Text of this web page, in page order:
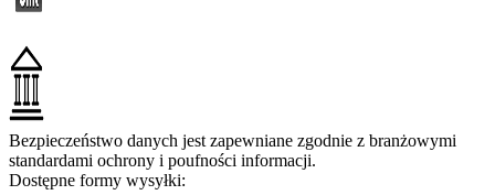
Bezpieczeństwo danych jest zapewniane zgodnie z branżowymi
standardami ochrony i poufności informacji.
Dostępne formy wysyłki: